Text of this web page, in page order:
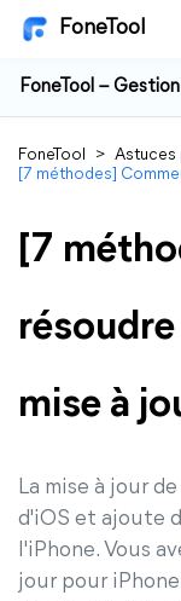
FoneTool
FoneTool –
FoneTool > Astuces
[7 méthodes]
[7
mise à
La mise à jour
d'iOS et ajoute
l'iPhone. Vous
jour pour